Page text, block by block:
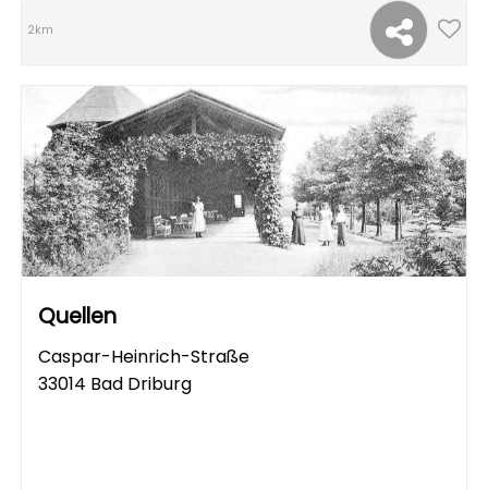
2km
Quellen
Caspar-Heinrich-Straße
33014 Bad Driburg